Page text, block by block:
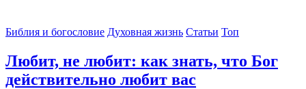
Библия и богословие Духовная жизнь Статьи Топ
Любит, не любит: как знать, что Бог
действительно любит вас